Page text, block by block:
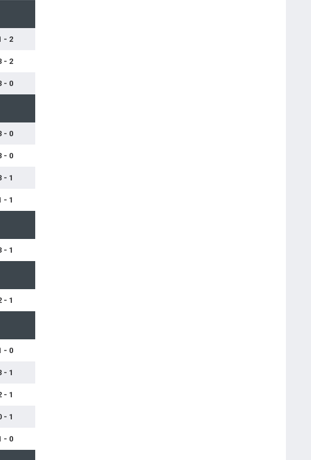
- 2
- 2
- 0
- 0
- 0
- 1
- 1
- 1
- 1
- 0
- 1
- 1
- 1
- 0